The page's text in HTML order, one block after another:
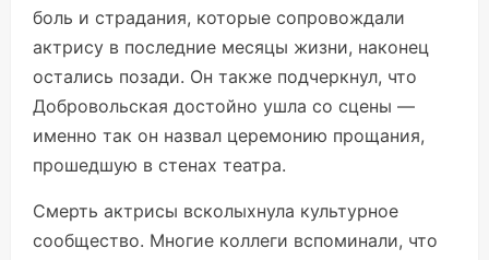
боль и страдания, которые сопровождали
актрису в последние месяцы жизни, наконец
остались позади. Он также подчеркнул, что
Добровольская достойно ушла со сцены —
именно так он назвал церемонию прощания,
прошедшую в стенах театра.
Смерть актрисы всколыхнула культурное
сообщество. Многие коллеги вспоминали, что